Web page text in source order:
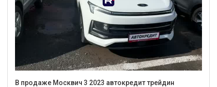
В продаже Москвич 3 2023 автокредит трейдин